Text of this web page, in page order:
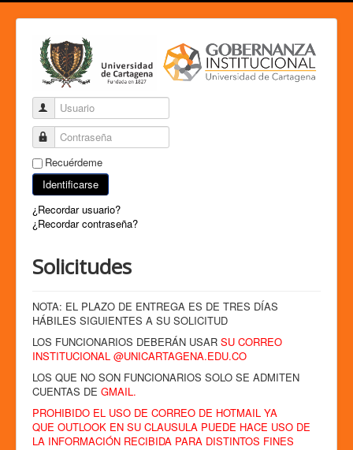
Usuario
Contraseña
Recuérdeme
Identificarse
¿Recordar usuario?
¿Recordar contraseña?
Solicitudes
NOTA: EL PLAZO DE ENTREGA ES DE TRES DÍAS
HÁBILES SIGUIENTES A SU SOLICITUD
LOS FUNCIONARIOS DEBERÁN USAR SU CORREO
INSTITUCIONAL @UNICARTAGENA.EDU.CO
LOS QUE NO SON FUNCIONARIOS SOLO SE ADMITEN
CUENTAS DE GMAIL.
PROHIBIDO EL USO DE CORREO DE HOTMAIL YA
QUE OUTLOOK EN SU CLAUSULA PUEDE HACE USO DE
LA INFORMACIÓN RECIBIDA PARA DISTINTOS FINES